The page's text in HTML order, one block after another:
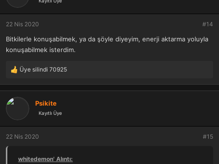
l
e
r
22 Nis 2020 #14
Bitkilerle konuşabilmek, ya da şöyle diyeyim, enerji aktarma yoluyla
konuşabilmek isterdim.
T
p
k
l
e
r
Üye silindi 70925
Psikite
Kayıtlı Üye
22 Nis 2020 #15
whitedemon' Alıntı: